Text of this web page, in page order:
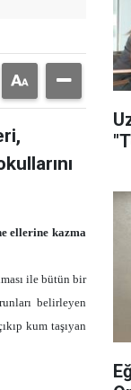
ellerine kazma
ile bütün bir
belirleyen
kum taşıyan